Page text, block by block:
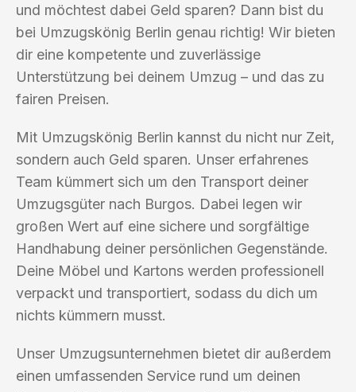
und möchtest dabei Geld sparen? Dann bist du
bei Umzugskönig Berlin genau richtig! Wir bieten
dir eine kompetente und zuverlässige
Unterstützung bei deinem Umzug – und das zu
fairen Preisen.
Mit Umzugskönig Berlin kannst du nicht nur Zeit,
sondern auch Geld sparen. Unser erfahrenes
Team kümmert sich um den Transport deiner
Umzugsgüter nach Burgos. Dabei legen wir
großen Wert auf eine sichere und sorgfältige
Handhabung deiner persönlichen Gegenstände.
Deine Möbel und Kartons werden professionell
verpackt und transportiert, sodass du dich um
nichts kümmern musst.
Unser Umzugsunternehmen bietet dir außerdem
einen umfassenden Service rund um deinen